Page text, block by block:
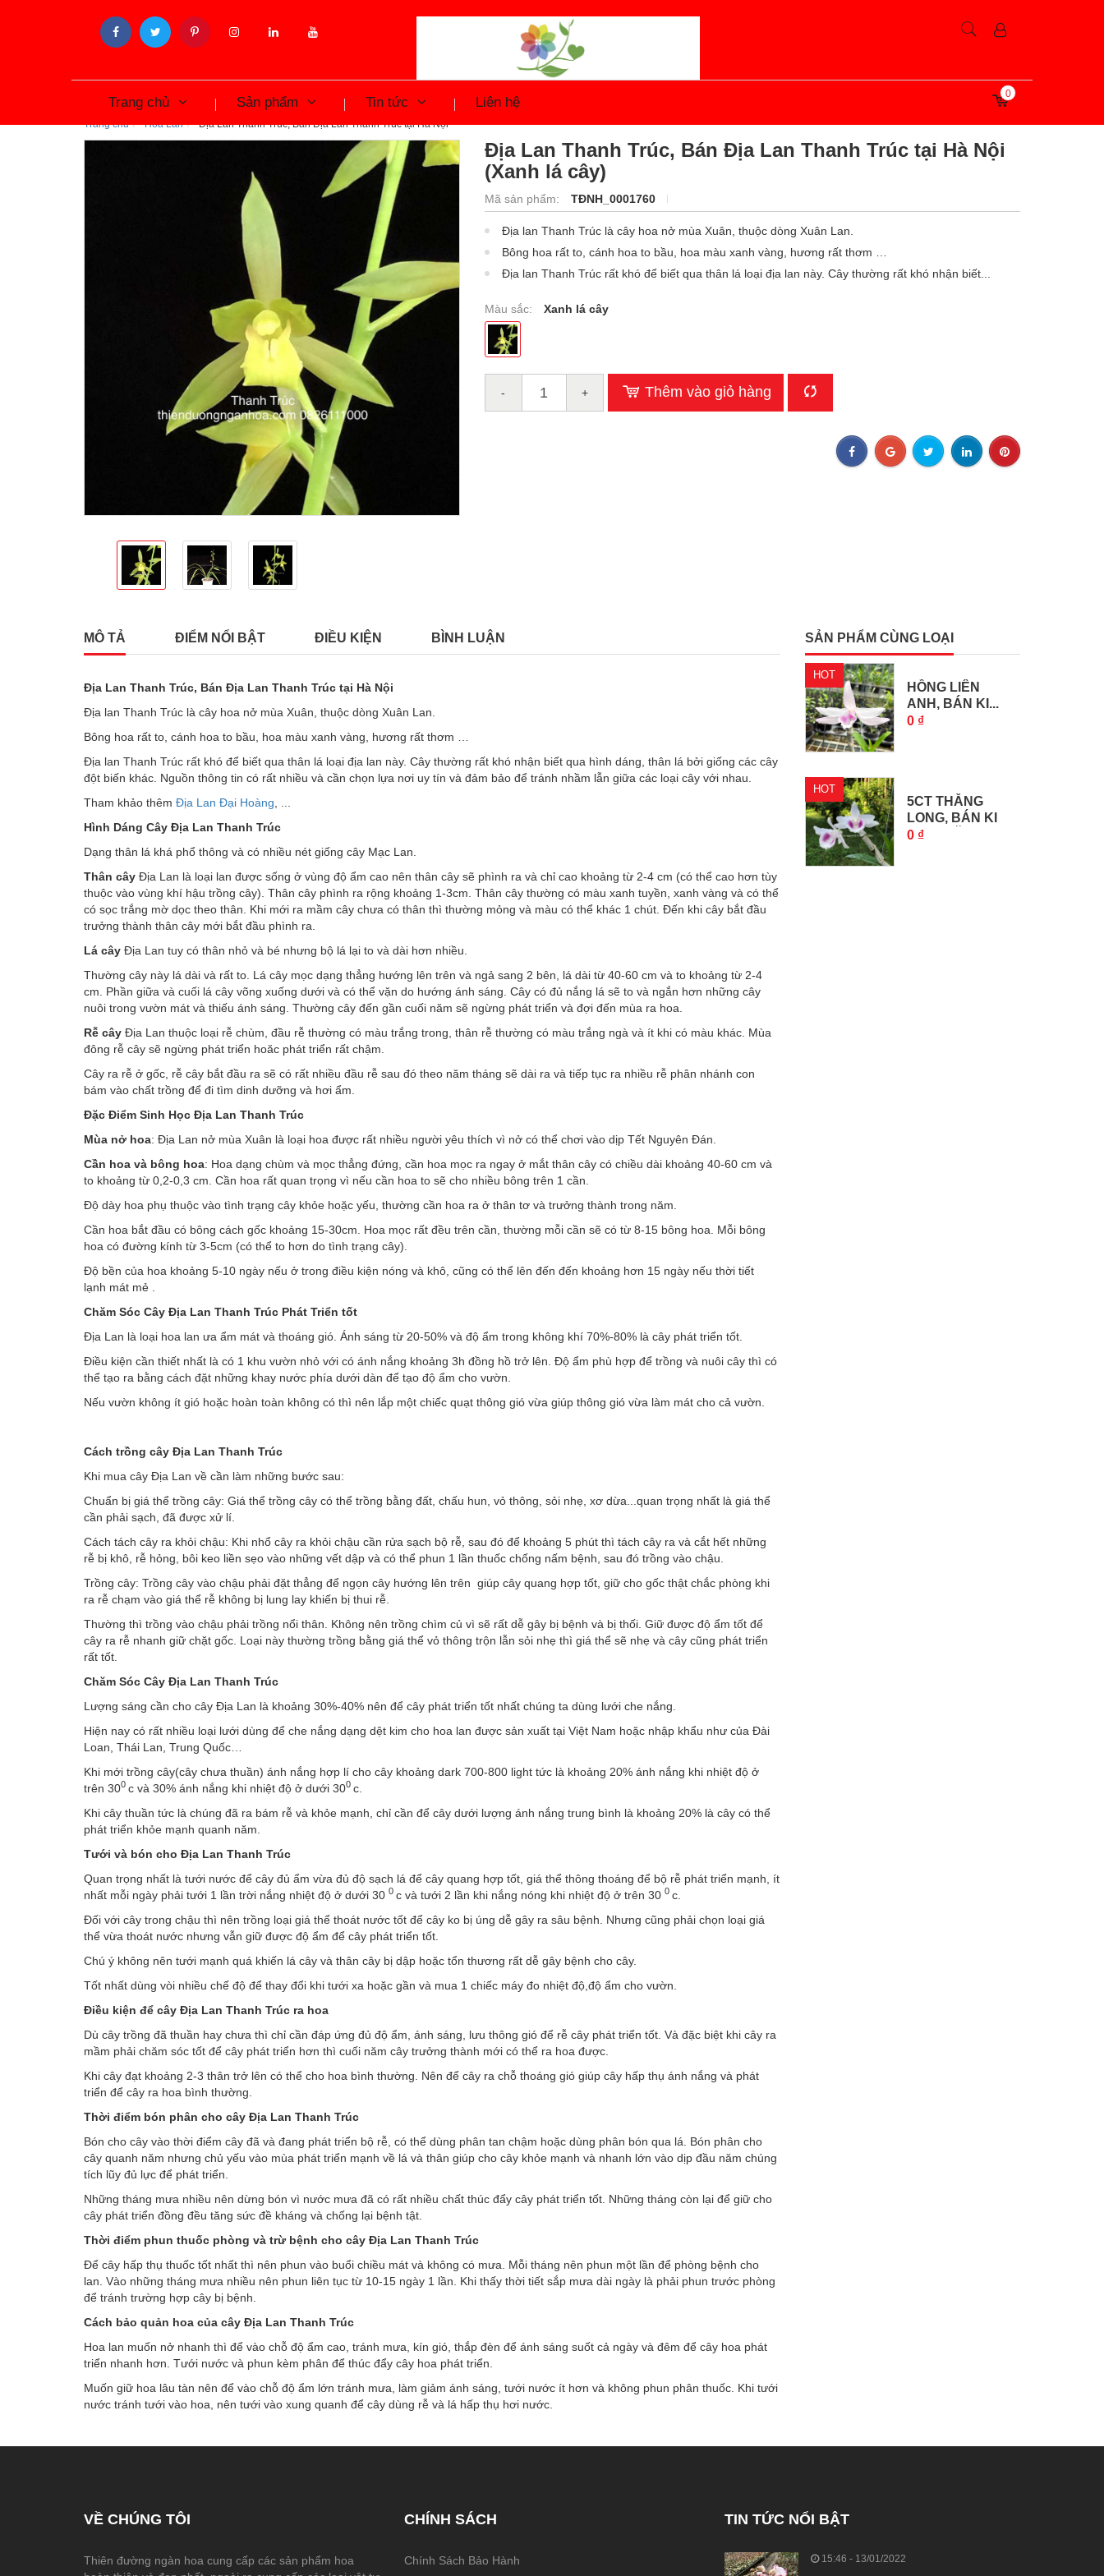
Trang chủ Sản phẩm Tin tức Liên hệ
0
Trang chủ Hoa Lan Địa Lan Thanh Trúc, Bán Địa Lan Thanh Trúc tại Hà Nội
Địa Lan Thanh Trúc, Bán Địa Lan Thanh Trúc tại Hà Nội
(Xanh lá cây)
Mã sản phẩm: TĐNH_0001760
Địa lan Thanh Trúc là cây hoa nở mùa Xuân, thuộc dòng Xuân Lan.
Bông hoa rất to, cánh hoa to bầu, hoa màu xanh vàng, hương rất thơm …
Địa lan Thanh Trúc rất khó để biết qua thân lá loại địa lan này. Cây thường rất khó nhận biết...
Màu sắc: Xanh lá cây
- + Thêm vào giỏ hàng
MÔ TẢ ĐIỂM NỔI BẬT ĐIỀU KIỆN BÌNH LUẬN
Địa Lan Thanh Trúc, Bán Địa Lan Thanh Trúc tại Hà Nội
Địa lan Thanh Trúc là cây hoa nở mùa Xuân, thuộc dòng Xuân Lan.
Bông hoa rất to, cánh hoa to bầu, hoa màu xanh vàng, hương rất thơm …
Địa lan Thanh Trúc rất khó để biết qua thân lá loại địa lan này. Cây thường rất khó nhận biết qua hình dáng, thân lá bởi giống các cây
đột biến khác. Nguồn thông tin có rất nhiều và cần chọn lựa nơi uy tín và đảm bảo để tránh nhầm lẫn giữa các loại cây với nhau.
Tham khảo thêm Địa Lan Đại Hoàng
Hình Dáng Cây Địa Lan Thanh Trúc
Dạng thân lá khá phổ thông và có nhiều nét giống cây Mạc Lan.
Thân cây Địa Lan là loại lan được sống ở vùng độ ẩm cao nên thân cây sẽ phình ra và chỉ cao khoảng từ 2-4 cm (có thể cao hơn tùy
thuộc vào vùng khí hậu trồng cây). Thân cây phình ra rộng khoảng 1-3cm. Thân cây thường có màu xanh tuyền, xanh vàng và có thể
có sọc trắng mờ dọc theo thân. Khi mới ra mầm cây chưa có thân thì thường mỏng và màu có thể khác 1 chút. Đến khi cây bắt đầu
trưởng thành thân cây mới bắt đầu phình ra.
Lá cây Địa Lan tuy có thân nhỏ và bé nhưng bộ lá lại to và dài hơn nhiều.
Thường cây này lá dài và rất to. Lá cây mọc dạng thẳng hướng lên trên và ngả sang 2 bên, lá dài từ 40-60 cm và to khoảng từ 2-4
cm. Phần giữa và cuối lá cây võng xuống dưới và có thể vặn do hướng ánh sáng. Cây có đủ nắng lá sẽ to và ngắn hơn những cây
nuôi trong vườn mát và thiếu ánh sáng. Thường cây đến gần cuối năm sẽ ngừng phát triển và đợi đến mùa ra hoa.
Rễ cây Địa Lan thuộc loại rễ chùm, đầu rễ thường có màu trắng trong, thân rễ thường có màu trắng ngà và ít khi có màu khác. Mùa
đông rễ cây sẽ ngừng phát triển hoăc phát triển rất chậm.
Cây ra rễ ở gốc, rễ cây bắt đầu ra sẽ có rất nhiều đầu rễ sau đó theo năm tháng sẽ dài ra và tiếp tục ra nhiều rễ phân nhánh con
bám vào chất trồng để đi tìm dinh dưỡng và hơi ẩm.
Đặc Điểm Sinh Học Địa Lan Thanh Trúc
Mùa nở hoa: Địa Lan nở mùa Xuân là loại hoa được rất nhiều người yêu thích vì nở có thể chơi vào dịp Tết Nguyên Đán.
Cần hoa và bông hoa: Hoa dạng chùm và mọc thẳng đứng, cần hoa mọc ra ngay ở mắt thân cây có chiều dài khoảng 40-60 cm và
to khoảng từ 0,2-0,3 cm. Cần hoa rất quan trọng vì nếu cần hoa to sẽ cho nhiều bông trên 1 cần.
Độ dày hoa phụ thuộc vào tình trạng cây khỏe hoặc yếu, thường cần hoa ra ở thân tơ và trưởng thành trong năm.
Cần hoa bắt đầu có bông cách gốc khoảng 15-30cm. Hoa mọc rất đều trên cần, thường mỗi cần sẽ có từ 8-15 bông hoa. Mỗi bông
hoa có đường kính từ 3-5cm (có thể to hơn do tình trạng cây).
Độ bền của hoa khoảng 5-10 ngày nếu ở trong điều kiện nóng và khô, cũng có thể lên đến đến khoảng hơn 15 ngày nếu thời tiết
lạnh mát mẻ .
Chăm Sóc Cây Địa Lan Thanh Trúc Phát Triển tốt
Địa Lan là loại hoa lan ưa ẩm mát và thoáng gió. Ánh sáng từ 20-50% và độ ẩm trong không khí 70%-80% là cây phát triển tốt.
Điều kiện cần thiết nhất là có 1 khu vườn nhỏ với có ánh nắng khoảng 3h đồng hồ trở lên. Độ ẩm phù hợp để trồng và nuôi cây thì có
thể tạo ra bằng cách đặt những khay nước phía dưới dàn để tạo độ ẩm cho vườn.
Nếu vườn không ít gió hoặc hoàn toàn không có thì nên lắp một chiếc quạt thông gió vừa giúp thông gió vừa làm mát cho cả vườn.
Cách trồng cây Địa Lan Thanh Trúc
Khi mua cây Địa Lan về cần làm những bước sau:
Chuẩn bị giá thể trồng cây: Giá thể trồng cây có thể trồng bằng đất, chấu hun, vỏ thông, sỏi nhẹ, xơ dừa...quan trọng nhất là giá thể
cần phải sạch, đã được xử lí.
Cách tách cây ra khỏi chậu: Khi nhổ cây ra khỏi chậu cần rửa sạch bộ rễ, sau đó để khoảng 5 phút thì tách cây ra và cắt hết những
rễ bị khô, rễ hỏng, bôi keo liền sẹo vào những vết dập và có thể phun 1 lần thuốc chống nấm bệnh, sau đó trồng vào chậu.
Trồng cây: Trồng cây vào chậu phải đặt thẳng để ngọn cây hướng lên trên giúp cây quang hợp tốt, giữ cho gốc thật chắc phòng khi
ra rễ chạm vào giá thể rễ không bị lung lay khiến bị thui rễ.
Thường thì trồng vào chậu phải trồng nổi thân. Không nên trồng chìm củ vì sẽ rất dễ gây bị bệnh và bị thối. Giữ được độ ẩm tốt để
cây ra rễ nhanh giữ chặt gốc. Loại này thường trồng bằng giá thể vỏ thông trộn lẫn sỏi nhẹ thì giá thể sẽ nhẹ và cây cũng phát triển
rất tốt.
Chăm Sóc Cây Địa Lan Thanh Trúc
Lượng sáng cần cho cây Địa Lan là khoảng 30%-40% nên để cây phát triển tốt nhất chúng ta dùng lưới che nắng.
Hiện nay có rất nhiều loại lưới dùng để che nắng dạng dệt kim cho hoa lan được sản xuất tại Việt Nam hoặc nhập khẩu như của Đài
Loan, Thái Lan, Trung Quốc…
Khi mới trồng cây(cây chưa thuần) ánh nắng hợp lí cho cây khoảng dark 700-800 light tức là khoảng 20% ánh nắng khi nhiệt độ ở
trên 300 c và 30% ánh nắng khi nhiệt độ ở dưới 300 c.
Khi cây thuần tức là chúng đã ra bám rễ và khỏe mạnh, chỉ cần để cây dưới lượng ánh nắng trung bình là khoảng 20% là cây có thể
phát triển khỏe mạnh quanh năm.
Tưới và bón cho Địa Lan Thanh Trúc
Quan trọng nhất là tưới nước để cây đủ ẩm vừa đủ độ sạch lá để cây quang hợp tốt, giá thể thông thoáng để bộ rễ phát triển mạnh, ít
nhất mỗi ngày phải tưới 1 lần trời nắng nhiệt độ ở dưới 30 0 c và tưới 2 lần khi nắng nóng khi nhiệt độ ở trên 30 0 c.
Đối với cây trong chậu thì nên trồng loại giá thể thoát nước tốt để cây ko bị úng dễ gây ra sâu bệnh. Nhưng cũng phải chọn loại giá
thể vừa thoát nước nhưng vẫn giữ được độ ẩm để cây phát triển tốt.
Chú ý không nên tưới mạnh quá khiến lá cây và thân cây bị dập hoặc tổn thương rất dễ gây bệnh cho cây.
Tốt nhất dùng vòi nhiều chế độ để thay đổi khi tưới xa hoặc gần và mua 1 chiếc máy đo nhiệt độ,độ ẩm cho vườn.
Điều kiện để cây Địa Lan Thanh Trúc ra hoa
Dù cây trồng đã thuần hay chưa thì chỉ cần đáp ứng đủ độ ẩm, ánh sáng, lưu thông gió để rễ cây phát triển tốt. Và đặc biệt khi cây ra
mầm phải chăm sóc tốt để cây phát triển hơn thì cuối năm cây trưởng thành mới có thể ra hoa được.
Khi cây đạt khoảng 2-3 thân trở lên có thể cho hoa bình thường. Nên để cây ra chỗ thoáng gió giúp cây hấp thụ ánh nắng và phát
triển để cây ra hoa bình thường.
Thời điểm bón phân cho cây Địa Lan Thanh Trúc
Bón cho cây vào thời điểm cây đã và đang phát triển bộ rễ, có thể dùng phân tan chậm hoặc dùng phân bón qua lá. Bón phân cho
cây quanh năm nhưng chủ yếu vào mùa phát triển mạnh về lá và thân giúp cho cây khỏe mạnh và nhanh lớn vào dịp đầu năm chúng
tích lũy đủ lực để phát triển.
Những tháng mưa nhiều nên dừng bón vì nước mưa đã có rất nhiều chất thúc đẩy cây phát triển tốt. Những tháng còn lại để giữ cho
cây phát triển đồng đều tăng sức đề kháng và chống lại bệnh tật.
Thời điểm phun thuốc phòng và trừ bệnh cho cây Địa Lan Thanh Trúc
Để cây hấp thụ thuốc tốt nhất thì nên phun vào buổi chiều mát và không có mưa. Mỗi tháng nên phun một lần để phòng bệnh cho
lan. Vào những tháng mưa nhiều nên phun liên tục từ 10-15 ngày 1 lần. Khi thấy thời tiết sắp mưa dài ngày là phải phun trước phòng
để tránh trường hợp cây bị bệnh.
Cách bảo quản hoa của cây Địa Lan Thanh Trúc
Hoa lan muốn nở nhanh thì để vào chỗ độ ẩm cao, tránh mưa, kín gió, thắp đèn để ánh sáng suốt cả ngày và đêm để cây hoa phát
triển nhanh hơn. Tưới nước và phun kèm phân để thúc đẩy cây hoa phát triển.
Muốn giữ hoa lâu tàn nên để vào chỗ độ ẩm lớn tránh mưa, làm giảm ánh sáng, tưới nước ít hơn và không phun phân thuốc. Khi tưới
nước tránh tưới vào hoa, nên tưới vào xung quanh để cây dùng rễ và lá hấp thụ hơi nước.
SẢN PHẨM CÙNG LOẠI
HOT
HỒNG LIÊN
ANH, BÁN KI...
0 ₫
HOT
5CT THĂNG
LONG, BÁN KI
5CT THĂNG...
0 ₫
VỀ CHÚNG TÔI
Thiên đường ngàn hoa cung cấp các sản phẩm hoa
CHÍNH SÁCH
Chính Sách Bảo Hành
TIN TỨC NỔI BẬT
15:46 - 13/01/2022